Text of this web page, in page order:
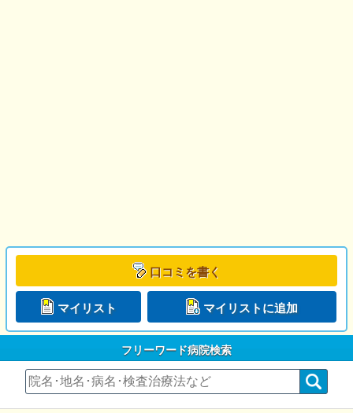
口コミを書く
マイリスト マイリストに追加
フリーワード病院検索